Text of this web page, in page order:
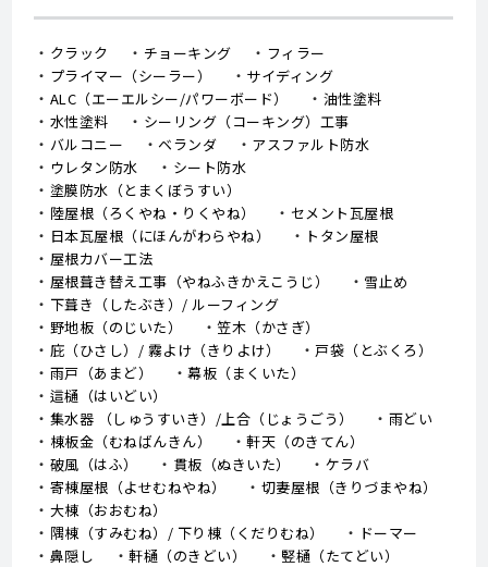
クラック チョーキング
フィラー
プライマー（シーラー）
サイディング
ALC（エーエルシー/パワーボード）
油性塗料
水性塗料
シーリング（コーキング）工事
バルコニー
ベランダ
アスファルト防水
ウレタン防水
シート防水
塗膜防水（とまくぼうすい）
陸屋根（ろくやね・りくやね）
セメント瓦屋根
日本瓦屋根（にほんがわらやね）
トタン屋根
屋根カバー工法
屋根葺き替え工事（やねふきかえこうじ）
雪止め
下葺き（したぶき）/ ルーフィング
野地板（のじいた）
笠木（かさぎ）
庇（ひさし）/ 霧よけ（きりよけ）
戸袋（とぶくろ）
雨戸（あまど）
幕板（まくいた）
這樋（はいどい）
集水器 （しゅうすいき）/上合（じょうごう）
雨どい
棟板金（むねばんきん）
軒天（のきてん）
破風（はふ）
貫板（ぬきいた）
ケラバ
寄棟屋根（よせむねやね）
切妻屋根（きりづまやね）
大棟（おおむね）
隅棟（すみむね）/ 下り棟（くだりむね）
ドーマー
鼻隠し
軒樋（のきどい）
竪樋（たてどい）